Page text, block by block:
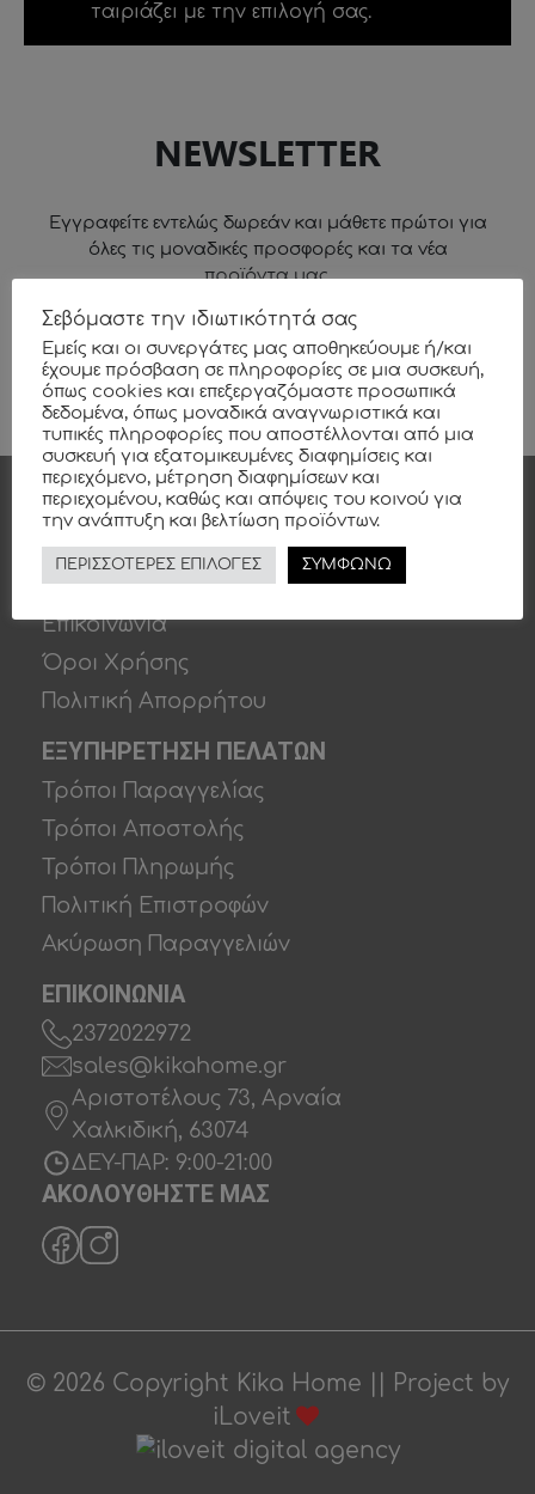
ταιριάζει με την επιλογή σας.
NEWSLETTER
Εγγραφείτε εντελώς δωρεάν και μάθετε πρώτοι για
όλες τις μοναδικές προσφορές και τα νέα
προϊόντα μας.
ΠΛΗΡΟΦΟΡΙΕΣ
Εταιρία
Επικοινωνία
Όροι Χρήσης
Πολιτική Απορρήτου
ΕΞΥΠΗΡΕΤΗΣΗ ΠΕΛΑΤΩΝ
Τρόποι Παραγγελίας
Τρόποι Αποστολής
Τρόποι Πληρωμής
Πολιτική Επιστροφών
Ακύρωση Παραγγελιών
ΕΠΙΚΟΙΝΩΝΙΑ
2372022972
sales@kikahome.gr
Αριστοτέλους 73, Αρναία
Χαλκιδική, 63074
ΔΕΥ-ΠΑΡ: 9:00-21:00
ΑΚΟΛΟΥΘΗΣΤΕ ΜΑΣ
© 2026 Copyright Kika Home || Project by
iLoveit
Σεβόμαστε την ιδιωτικότητά σας
Εμείς και οι συνεργάτες μας αποθηκεύουμε ή/και
έχουμε πρόσβαση σε πληροφορίες σε μια συσκευή,
όπως cookies και επεξεργαζόμαστε προσωπικά
δεδομένα, όπως μοναδικά αναγνωριστικά και
τυπικές πληροφορίες που αποστέλλονται από μια
συσκευή για εξατομικευμένες διαφημίσεις και
περιεχόμενο, μέτρηση διαφημίσεων και
περιεχομένου, καθώς και απόψεις του κοινού για
την ανάπτυξη και βελτίωση προϊόντων.
ΠΕΡΙΣΣΟΤΕΡΕΣ ΕΠΙΛΟΓΕΣ ΣΥΜΦΩΝΩ